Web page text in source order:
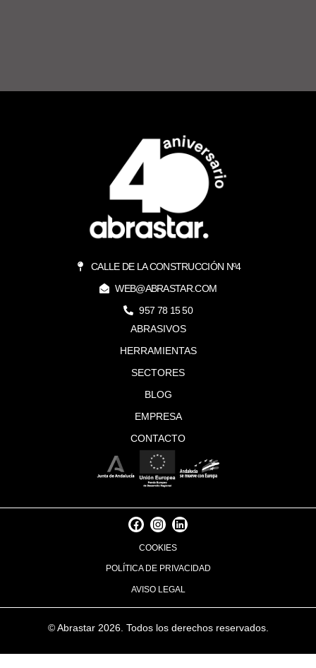
ABRASIVOS
HERRAMIENTAS
SECTORES
BLOG
EMPRESA
CONTACTO
CALLE DE LA CONSTRUCCIÓN Nº4
WEB@ABRASTAR.COM
957 78 15 50
F
a
c
b
o
I
n
s
a
r
m
L
i
e
i
COOKIES
POLÍTICA DE PRIVACIDAD
AVISO LEGAL
© Abrastar 2026. Todos los derechos reservados.